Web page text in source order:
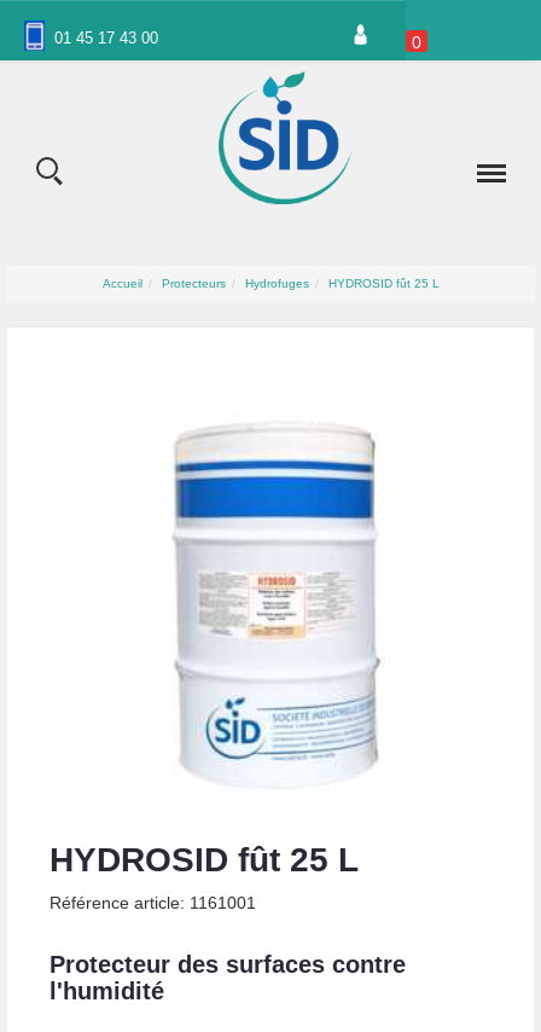
01 45 17 43 00 0
Accueil Protecteurs Hydrofuges HYDROSID fût 25 L
HYDROSID fût 25 L
Référence article: 1161001
Protecteur des surfaces contre
l'humidité